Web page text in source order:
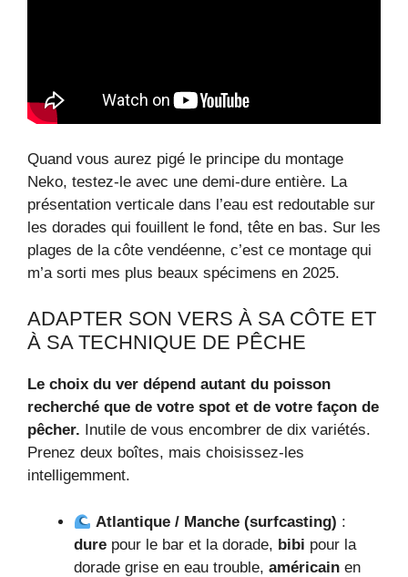
Quand vous aurez pigé le principe du montage
Neko, testez-le avec une demi-dure entière. La
présentation verticale dans l’eau est redoutable sur
les dorades qui fouillent le fond, tête en bas. Sur les
plages de la côte vendéenne, c’est ce montage qui
m’a sorti mes plus beaux spécimens en 2025.
ADAPTER SON VERS À SA CÔTE ET
À SA TECHNIQUE DE PÊCHE
Le choix du ver dépend autant du poisson
recherché que de votre spot et de votre façon de
pêcher. Inutile de vous encombrer de dix variétés.
Prenez deux boîtes, mais choisissez-les
intelligemment.
Atlantique / Manche (surfcasting) :
dure pour le bar et la dorade, bibi pour la
dorade grise en eau trouble, américain en